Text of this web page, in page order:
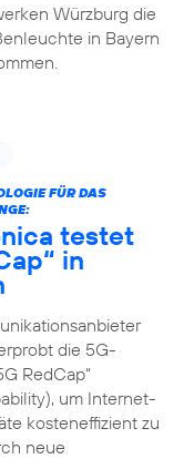
Würzburg die
in Bayern
FÜR DAS
testet
in
die 5G-
RedCap“
um Internet-
kosteneffizient zu
neue